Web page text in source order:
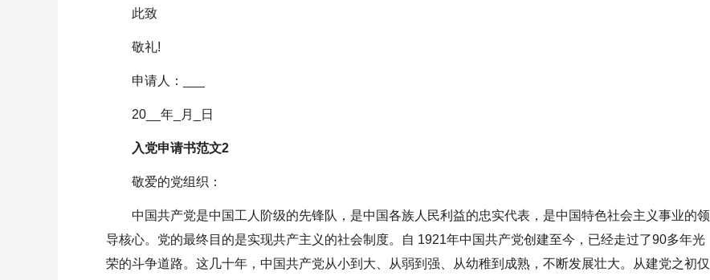
此致
敬礼!
申请人：___
20__年_月_日
入党申请书范文2
敬爱的党组织：
中国共产党是中国工人阶级的先锋队，是中国各族人民利益的忠实代表，是中国特色社会主义事业的领
导核心。党的最终目的是实现共产主义的社会制度。自 1921年中国共产党创建至今，已经走过了90多年光
荣的斗争道路。这几十年，中国共产党从小到大、从弱到强、从幼稚到成熟，不断发展壮大。从建党之初仅